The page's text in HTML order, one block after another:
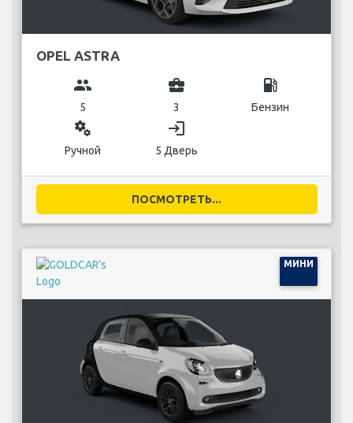
OPEL ASTRA
group
5
business_center
3
local_gas_station
Бензин
miscellaneous_services
Ручной
login
5 Дверь
ПОСМОТРЕТЬ...
МИНИ